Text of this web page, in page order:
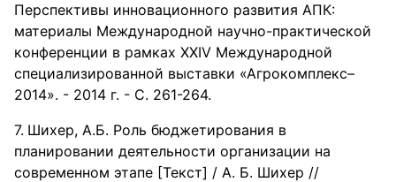
Перспективы инновационного развития АПК:
материалы Международной научно-практической
конференции в рамках XXIV Международной
специализированной выставки «Агрокомплекс–
2014». - 2014 г. - С. 261-264.
Шихер, А.Б. Роль бюджетирования в
планировании деятельности организации на
современном этапе [Текст] / А. Б. Шихер //